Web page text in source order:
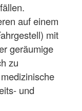
auf einem
mit
geräumige
zu
und